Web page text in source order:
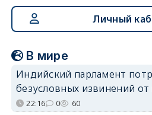
Личный
В мире
Индийский парламент
безусловных извинений
22:16 0 60